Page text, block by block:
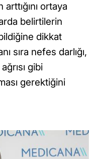
arttığını ortaya
belirtilerin
dikkat
sıra nefes darlığı,
gibi
gerektiğini